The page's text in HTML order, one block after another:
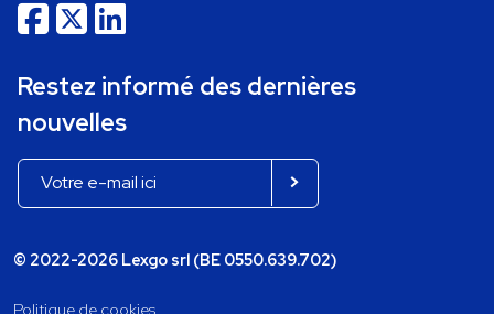
Restez informé des dernières
nouvelles
© 2022-2026 Lexgo srl (BE 0550.639.702)
Politique de cookies